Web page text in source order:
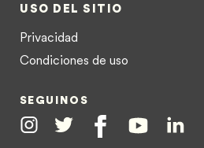
USO DEL SITIO
Privacidad
Condiciones de uso
SEGUINOS
InstagramTwitter FacebookYoutubeLinkedin